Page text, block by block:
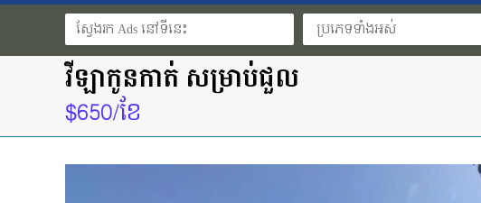
ប្រភេទទាំងអស់
វីឡាកូនកាត់ សម្រាប់ជួល
$650/ខែ